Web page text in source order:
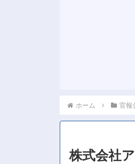
ホーム 官報
株式会社